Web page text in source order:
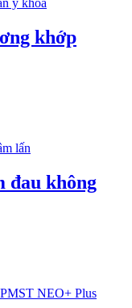
khớp
đau không